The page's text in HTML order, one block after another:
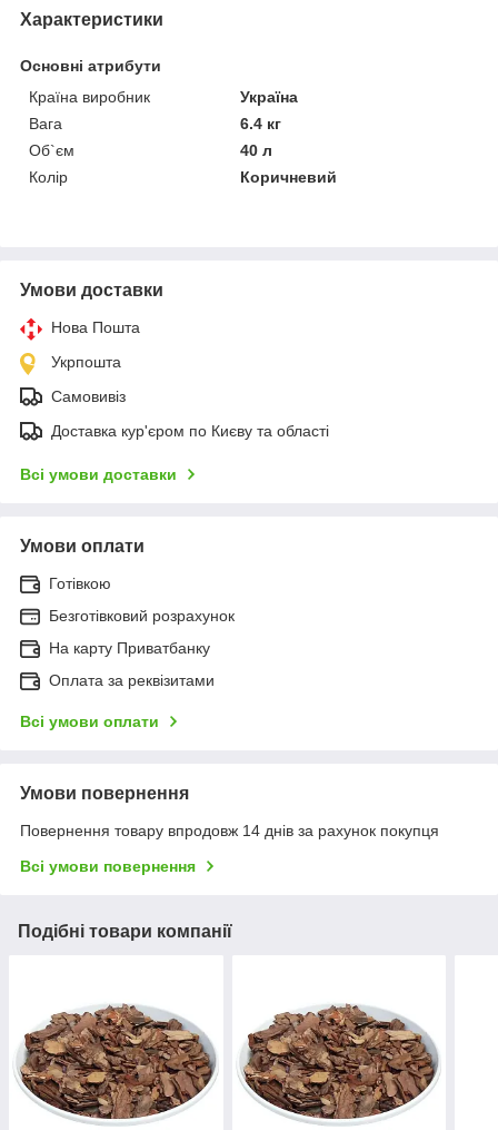
Характеристики
Основні атрибути
Країна виробник
Україна
Вага
6.4 кг
Об`єм
40 л
Колір
Коричневий
Умови доставки
Нова Пошта
Укрпошта
Самовивіз
Доставка кур'єром по Києву та області
Всі умови доставки
Умови оплати
Готівкою
Безготівковий розрахунок
На карту Приватбанку
Оплата за реквізитами
Всі умови оплати
Умови повернення
Повернення товару впродовж 14 днів за рахунок покупця
Всі умови повернення
Подібні товари компанії